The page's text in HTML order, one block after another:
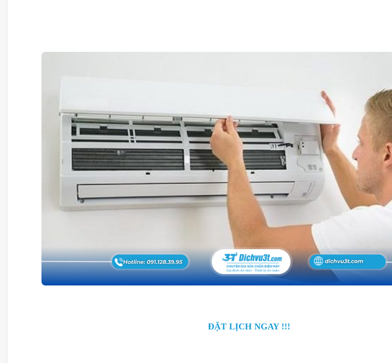
ĐẶT LỊCH NGAY !!!